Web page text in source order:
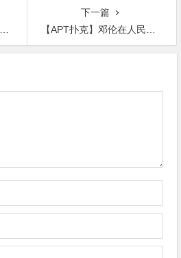
下一篇
【APT扑克】邓伦在人民日报官方微博下回复“可爱总会动人”，引发网友热议